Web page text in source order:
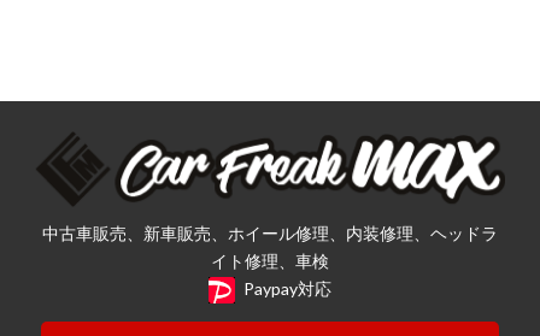
中古車販売、新車販売、ホイール修理、内装修理、ヘッドラ
イト修理、車検
Paypay対応